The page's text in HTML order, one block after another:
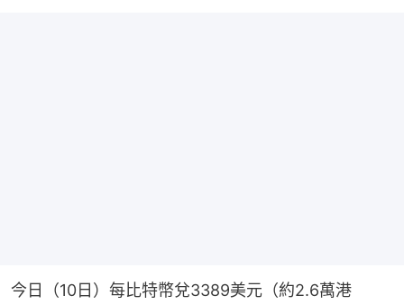
今日（10日）每比特幣兌3389美元（約2.6萬港